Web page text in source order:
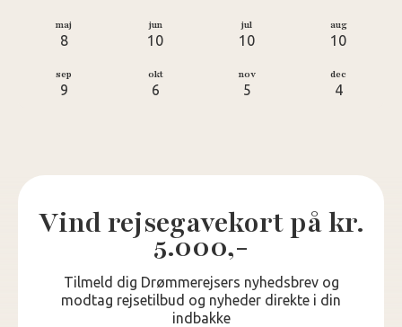
maj
8
jun
10
jul
10
aug
10
sep
9
okt
6
nov
5
dec
4
Vind rejsegavekort på kr.
5.000,-
Tilmeld dig Drømmerejsers nyhedsbrev og
modtag rejsetilbud og nyheder direkte i din
indbakke